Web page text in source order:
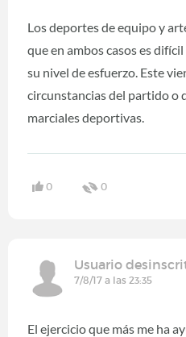
Los deportes de equipo y
que en ambos casos es
su nivel de esfuerzo. Este
circunstancias del partido o
marciales deportivas.
0 0
Usuario
7/8/17 a las 23:35
El ejercicio que más me ha